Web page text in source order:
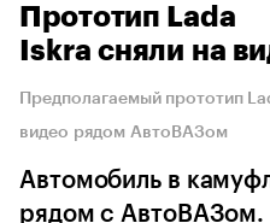
Прототип Lada
Iskra сняли на
Предполагаемый прототип
видео рядом АвтоВАЗом
Автомобиль в
рядом с АвтоВАЗом.